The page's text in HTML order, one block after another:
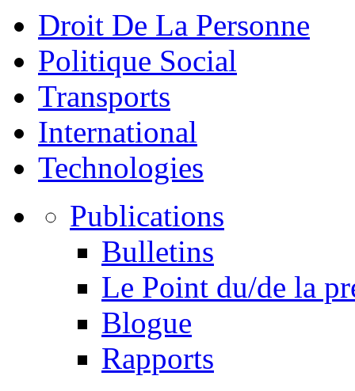
Droit De La Personne
Politique Social
Transports
International
Technologies
Publications
Bulletins
Le Point du/de la
Blogue
Rapports